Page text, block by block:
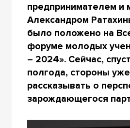
предпринимателем и
Александром
было положено на
форуме молодых
– 2024». Сейчас,
полгода, стороны
рассказывать о
зарождающегося